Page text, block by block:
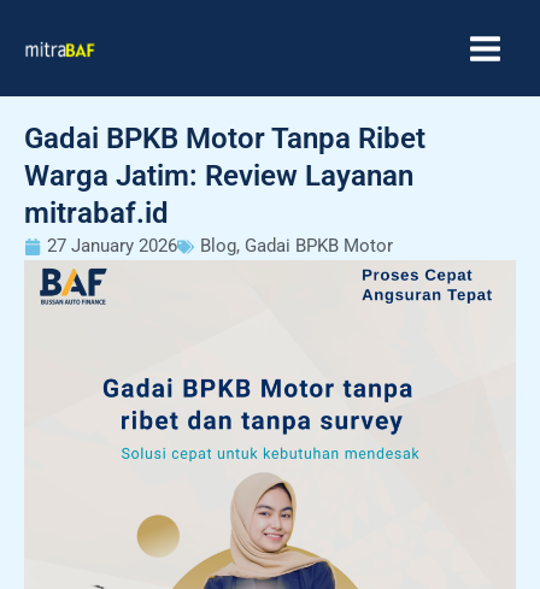
Gadai BPKB Motor Tanpa Ribet
Warga Jatim: Review Layanan
mitrabaf.id
27 January 2026 Blog, Gadai BPKB Motor